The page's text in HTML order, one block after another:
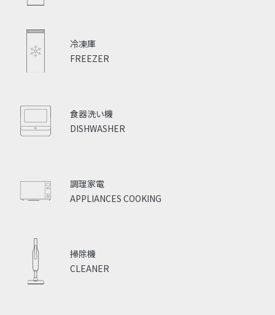
FREEZER
冷凍庫
DISHWASHER
食器洗い機
APPLIANCES COOKING
調理家電
CLEANER
掃除機